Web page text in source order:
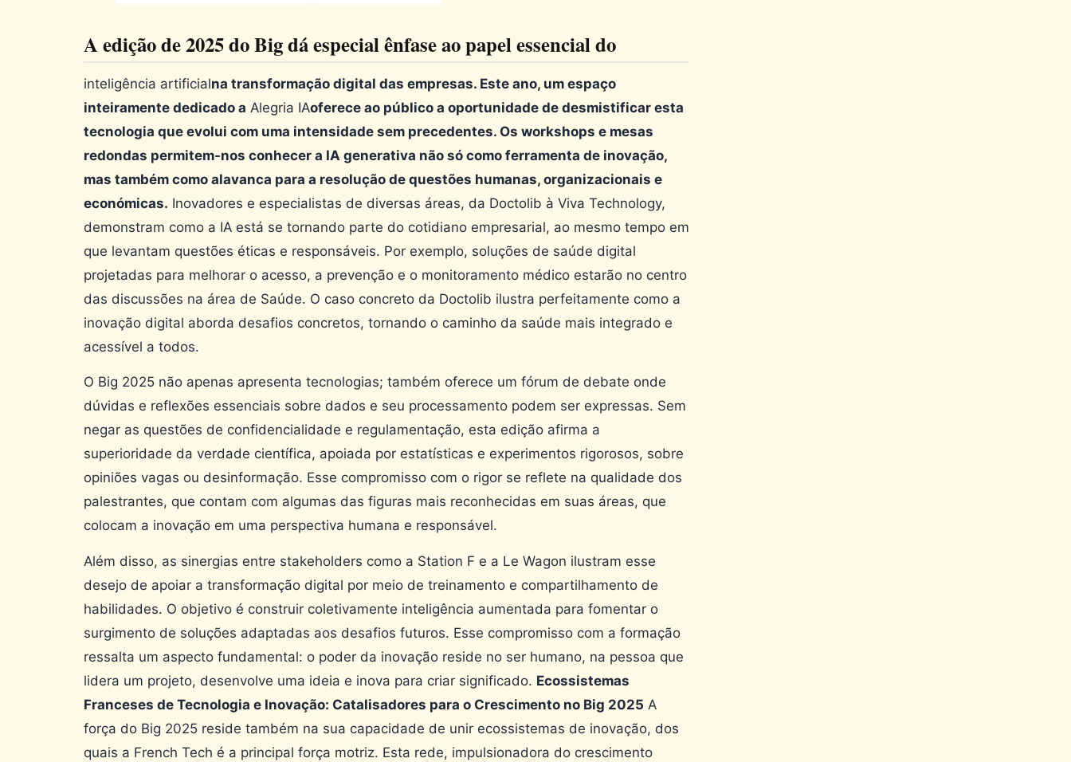
A edição de 2025 do Big dá especial ênfase ao papel essencial do
inteligência artificialna transformação digital das empresas. Este ano, um espaço
inteiramente dedicado a Alegria IAoferece ao público a oportunidade de desmistificar esta
tecnologia que evolui com uma intensidade sem precedentes. Os workshops e mesas
redondas permitem-nos conhecer a IA generativa não só como ferramenta de inovação,
mas também como alavanca para a resolução de questões humanas, organizacionais e
económicas. Inovadores e especialistas de diversas áreas, da Doctolib à Viva Technology,
demonstram como a IA está se tornando parte do cotidiano empresarial, ao mesmo tempo em
que levantam questões éticas e responsáveis. Por exemplo, soluções de saúde digital
projetadas para melhorar o acesso, a prevenção e o monitoramento médico estarão no centro
das discussões na área de Saúde. O caso concreto da Doctolib ilustra perfeitamente como a
inovação digital aborda desafios concretos, tornando o caminho da saúde mais integrado e
acessível a todos.
O Big 2025 não apenas apresenta tecnologias; também oferece um fórum de debate onde
dúvidas e reflexões essenciais sobre dados e seu processamento podem ser expressas. Sem
negar as questões de confidencialidade e regulamentação, esta edição afirma a
superioridade da verdade científica, apoiada por estatísticas e experimentos rigorosos, sobre
opiniões vagas ou desinformação. Esse compromisso com o rigor se reflete na qualidade dos
palestrantes, que contam com algumas das figuras mais reconhecidas em suas áreas, que
colocam a inovação em uma perspectiva humana e responsável.
Além disso, as sinergias entre stakeholders como a Station F e a Le Wagon ilustram esse
desejo de apoiar a transformação digital por meio de treinamento e compartilhamento de
habilidades. O objetivo é construir coletivamente inteligência aumentada para fomentar o
surgimento de soluções adaptadas aos desafios futuros. Esse compromisso com a formação
ressalta um aspecto fundamental: o poder da inovação reside no ser humano, na pessoa que
lidera um projeto, desenvolve uma ideia e inova para criar significado. Ecossistemas
Franceses de Tecnologia e Inovação: Catalisadores para o Crescimento no Big 2025 A
força do Big 2025 reside também na sua capacidade de unir ecossistemas de inovação, dos
quais a French Tech é a principal força motriz. Esta rede, impulsionadora do crescimento